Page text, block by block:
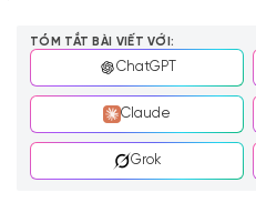
TÓM TẮT BÀI VIẾT VỚI:
ChatGPT
Claude
Grok